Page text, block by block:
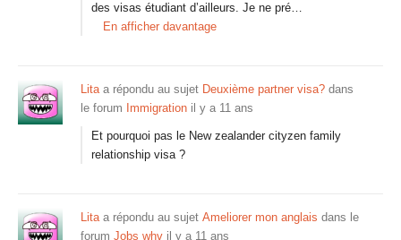
des visas étudiant d’ailleurs. Je ne pré…
En afficher davantage
Litaa répondu au sujet Deuxième partner visa? dans
le forum Immigration il y a 11 ans
Et pourquoi pas le New zealander cityzen family
relationship visa ?
Litaa répondu au sujet Ameliorer mon anglais dans le
forum Jobs whv il y a 11 ans